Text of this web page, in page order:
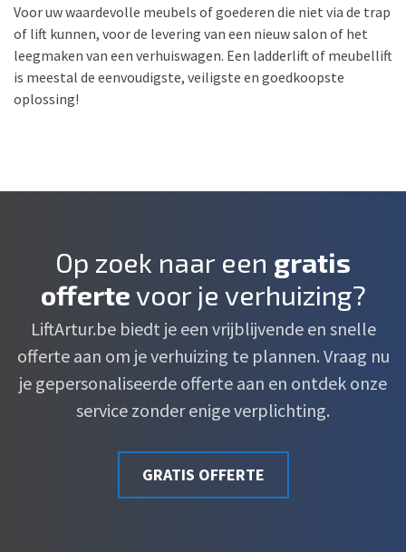
Voor uw waardevolle meubels of goederen die niet via de trap
of lift kunnen, voor de levering van een nieuw salon of het
leegmaken van een verhuiswagen. Een ladderlift of meubellift
is meestal de eenvoudigste, veiligste en goedkoopste
oplossing!
Op zoek naar een gratis
offertevoor je verhuizing?
LiftArtur.be biedt je een vrijblijvende en snelle
offerte aan om je verhuizing te plannen. Vraag nu
je gepersonaliseerde offerte aan en ontdek onze
service zonder enige verplichting.
GRATIS OFFERTE